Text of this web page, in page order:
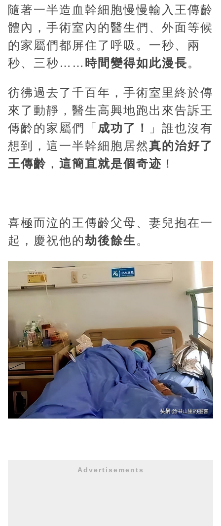
隨著一半造血幹細胞慢慢輸入王傳齡
體內，手術室內的醫生們、外面等候
的家屬們都屏住了呼吸。一秒、兩
秒、三秒…… 時間變得如此漫長。
彷彿過去了千百年，手術室里終於傳
來了動靜，醫生高興地跑出來告訴王
傳齡的家屬們「 成功了！
」誰也沒有
想到，這一半幹細胞居然真的治好了
王傳齡 ， 這簡直就是個奇迹 ！
喜極而泣的王傳齡父母、妻兒抱在一
起，慶祝他的劫後餘生。
Advertisements